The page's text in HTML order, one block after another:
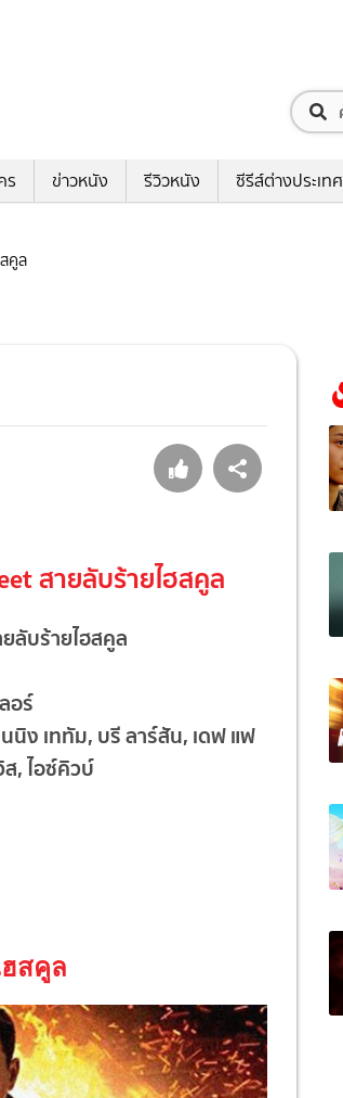
ร ข่าวหนัง รีวิวหนัง ซีรีส์ต่างประเทศ
คูล
สายลับร้ายไฮสคูล
ลับร้ายไฮสคูล
อร์
นิง เททัม, บรี ลาร์สัน, เดฟ แฟ
ส, ไอซ์คิวบ์
ฮสคูล